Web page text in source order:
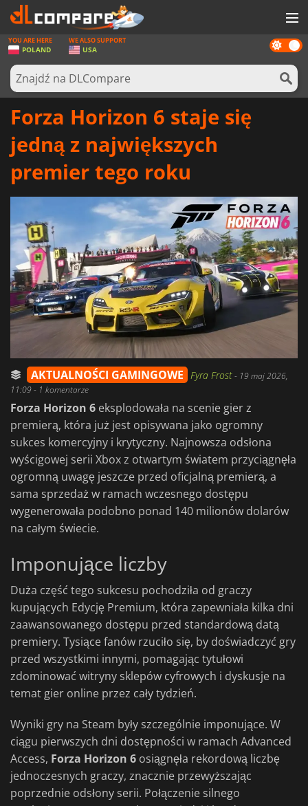
GRY
KARTY DO GIER
OPROGRAMOWANIE
SPRZĘT KOMPUTEROWY
AKTUALNOŚCI
ZALOGUJ SIĘ LUB ZAREJESTRUJ
Dark
mode
YOU ARE HERE
POLAND
WE ALSO SUPPORT
USA
Forza Horizon 6 staje się
jedną z największych
premier tego roku
AKTUALNOŚCI GAMINGOWE Fyra Frost- 19 maj 2026,
11:09- 1 komentarze
Forza Horizon 6 eksplodowała na scenie gier z
premierą, która już jest opisywana jako ogromny
sukces komercyjny i krytyczny. Najnowsza odsłona
wyścigowej serii Xbox z otwartym światem przyciągnęła
ogromną uwagę jeszcze przed oficjalną premierą, a
sama sprzedaż w ramach wczesnego dostępu
wygenerowała podobno ponad 140 milionów dolarów
na całym świecie.
Imponujące liczby
Duża część tego sukcesu pochodziła od graczy
kupujących Edycję Premium, która zapewniała kilka dni
zaawansowanego dostępu przed standardową datą
premiery. Tysiące fanów rzuciło się, by doświadczyć gry
przed wszystkimi innymi, pomagając tytułowi
zdominować witryny sklepów cyfrowych i dyskusje na
temat gier online przez cały tydzień.
Wyniki gry na Steam były szczególnie imponujące. W
ciągu pierwszych dni dostępności w ramach Advanced
Access, Forza Horizon 6 osiągnęła rekordową liczbę
jednoczesnych graczy, znacznie przewyższając
poprzednie odsłony serii. Połączenie silnego